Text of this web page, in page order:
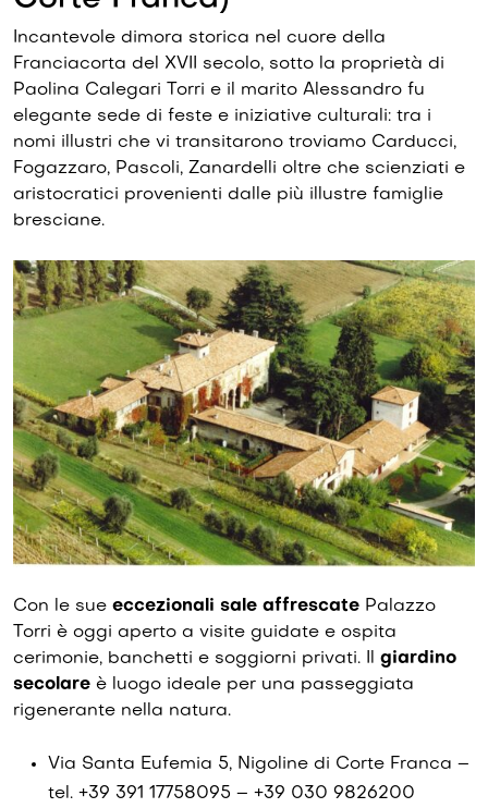
Incantevole dimora storica nel cuore della
Franciacorta del XVII secolo, sotto la proprietà di
Paolina Calegari Torri e il marito Alessandro fu
elegante sede di feste e iniziative culturali: tra i
nomi illustri che vi transitarono troviamo Carducci,
Fogazzaro, Pascoli, Zanardelli oltre che scienziati e
aristocratici provenienti dalle più illustre famiglie
bresciane.
Con le sue eccezionali sale affrescate Palazzo
Torri è oggi aperto a visite guidate e ospita
cerimonie, banchetti e soggiorni privati. Il giardino
secolare è luogo ideale per una passeggiata
rigenerante nella natura.
Via Santa Eufemia 5, Nigoline di Corte Franca –
tel. +39 391 17758095 – +39 030 9826200